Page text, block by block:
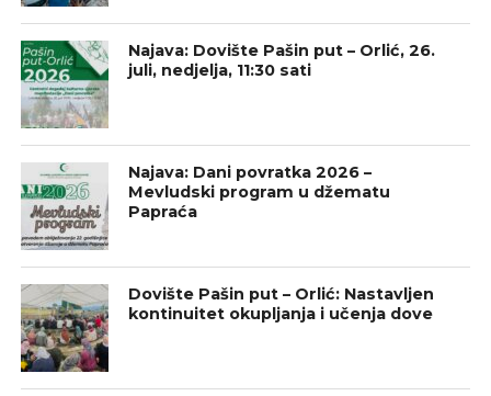
Najava: Dovište Pašin put – Orlić, 26.
juli, nedjelja, 11:30 sati
Najava: Dani povratka 2026 –
Mevludski program u džematu
Papraća
Dovište Pašin put – Orlić: Nastavljen
kontinuitet okupljanja i učenja dove